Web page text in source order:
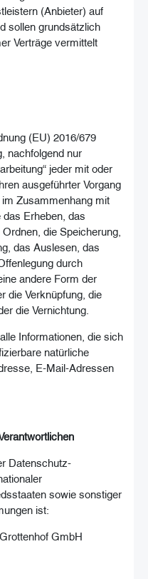
(Anbieter) auf
sollen grundsätzlich
Verträge vermittelt
(EU) 2016/679
nachfolgend nur
jeder mit oder
ausgeführter Vorgang
im Zusammenhang mit
das Erheben, das
die Speicherung,
das Auslesen, das
durch
andere Form der
die Verknüpfung, die
die Vernichtung.
Informationen, die sich
natürliche
E-Mail-Adressen
Datenschutz-
sowie sonstiger
ist:
GmbH